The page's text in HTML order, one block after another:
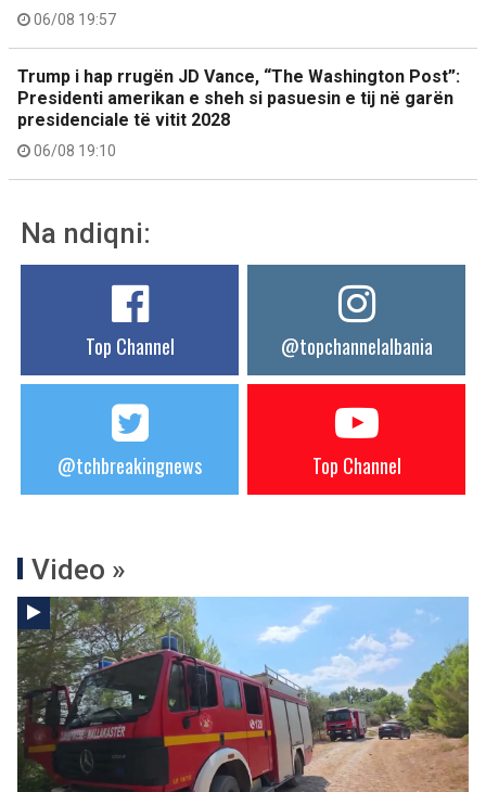
06/08 19:57
Trump i hap rrugën JD Vance, “The Washington Post”:
Presidenti amerikan e sheh si pasuesin e tij në garën
presidenciale të vitit 2028
06/08 19:10
Na ndiqni:
Top Channel @topchannelalbania
@tchbreakingnews Top Channel
Video »